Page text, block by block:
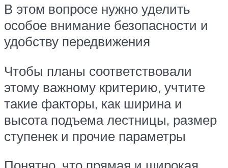
В этом вопросе нужно уделить
особое внимание безопасности и
удобству передвижения
Чтобы планы соответствовали
этому важному критерию, учтите
такие факторы, как ширина и
высота подъема лестницы, размер
ступенек и прочие параметры